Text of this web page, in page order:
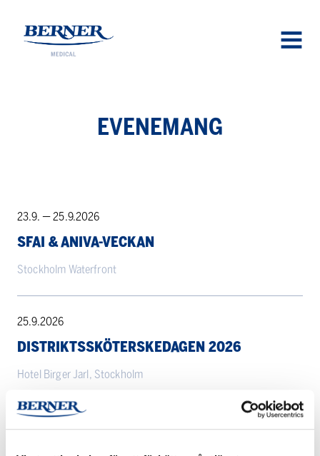
EVE­NE­MANG
SFAI
&
AnIva-
veckan
23.9. — 25.9.2026
SFAI & ANIVA-VECKAN
Stockholm Waterfront
Distriktssköterskedagen
2026
25.9.2026
DISTRIKTSSKÖTERSKEDAGEN 2026
Hotel Birger Jarl, Stockholm
Urologiveckan
29.9. — 1.10.2026
UROLOGIVECKAN 2026 I VÄXJÖ